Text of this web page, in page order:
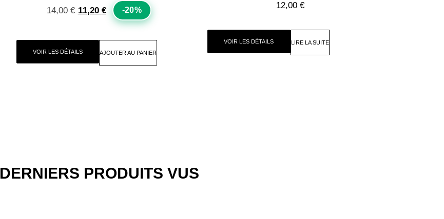
14,00€ 11,20 € -20%
VOIR LES DÉTAILS AJOUTER AU PANIER
12,00€
VOIR LES DÉTAILS LIRE LA SUITE
DERNIERS PRODUITS VUS